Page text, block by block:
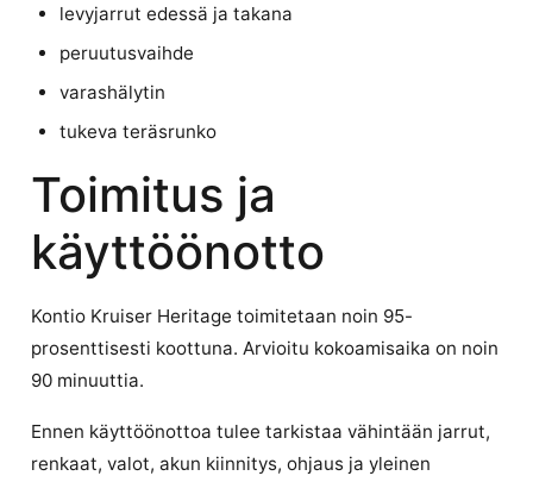
levyjarrut edessä ja takana
peruutusvaihde
varashälytin
tukeva teräsrunko
Toimitus ja
käyttöönotto
Kontio Kruiser Heritage toimitetaan noin 95-
prosenttisesti koottuna. Arvioitu kokoamisaika on noin
90 minuuttia.
Ennen käyttöönottoa tulee tarkistaa vähintään jarrut,
renkaat, valot, akun kiinnitys, ohjaus ja yleinen